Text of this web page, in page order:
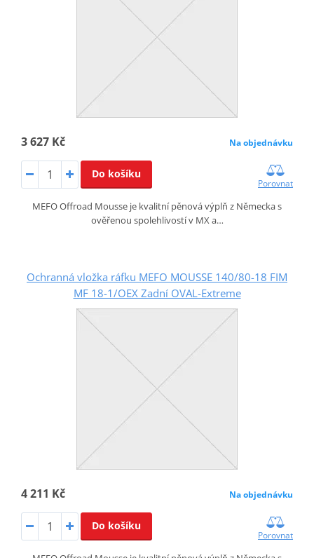
3 627 Kč Na objednávku
Do košíku
Porovnat
MEFO Offroad Mousse je kvalitní pěnová výplň z Německa s
ověřenou spolehlivostí v MX a…
Ochranná vložka ráfku MEFO MOUSSE 140/80-18 FIM
MF 18-1/OEX Zadní OVAL-Extreme
4 211 Kč Na objednávku
Do košíku
Porovnat